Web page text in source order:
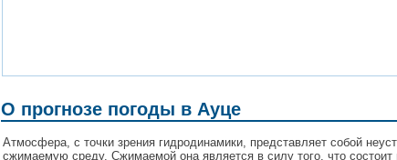
О прогнозе погоды в Ауце
Атмосфера, с точки зрения гидродинамики, представляет собой
сжимаемую среду. Сжимаемой она является в силу того, что состоит